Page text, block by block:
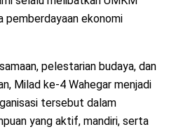
pemberdayaan ekonomi
pelestarian budaya, dan
Milad ke-4 Wahegar menjadi
tersebut dalam
yang aktif, mandiri, serta